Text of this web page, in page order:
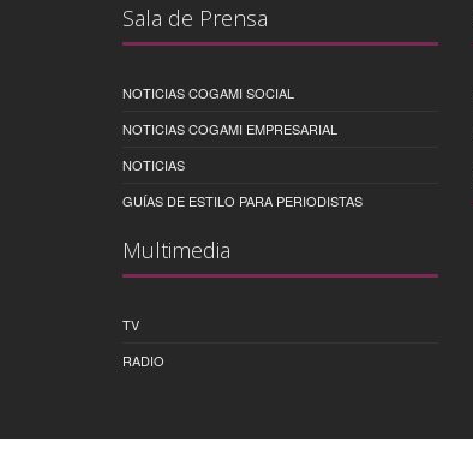
Sala de Prensa
NOTICIAS COGAMI SOCIAL
NOTICIAS COGAMI EMPRESARIAL
NOTICIAS
GUÍAS DE ESTILO PARA PERIODISTAS
Multimedia
TV
RADIO